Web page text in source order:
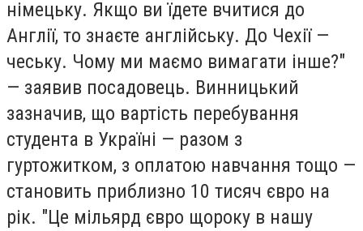
німецьку. Якщо ви їдете вчитися до
Англії, то знаєте англійську. До Чехії —
чеську. Чому ми маємо вимагати інше?"
— заявив посадовець. Винницький
зазначив, що вартість перебування
студента в Україні — разом з
гуртожитком, з оплатою навчання тощо —
становить приблизно 10 тисяч євро на
рік. "Це мільярд євро щороку в нашу